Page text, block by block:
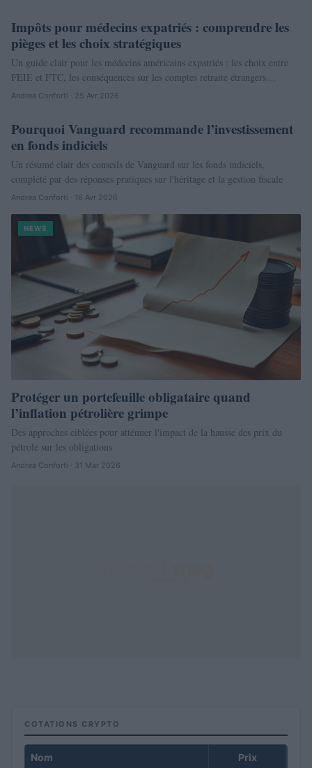
NEWS
Impôts pour médecins expatriés : comprendre les
pièges et les choix stratégiques
Un guide clair pour les médecins américains expatriés : les choix entre
FEIE et FTC, les conséquences sur les comptes retraite étrangers…
Andrea Conforti · 25 Avr 2026
NEWS
Pourquoi Vanguard recommande l’investissement
en fonds indiciels
Un résumé clair des conseils de Vanguard sur les fonds indiciels,
complété par des réponses pratiques sur l'héritage et la gestion fiscale
Andrea Conforti · 16 Avr 2026
NEWS
Protéger un portefeuille obligataire quand
l’inflation pétrolière grimpe
Des approches ciblées pour atténuer l'impact de la hausse des prix du
pétrole sur les obligations
Andrea Conforti · 31 Mar 2026
COTATIONS CRYPTO
Nom Prix